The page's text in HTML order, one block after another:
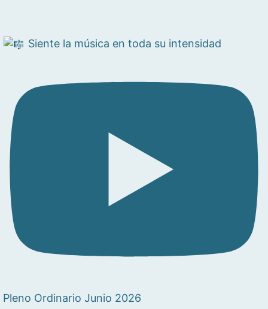
Siente la música en toda su intensidad
Pleno Ordinario Junio 2026